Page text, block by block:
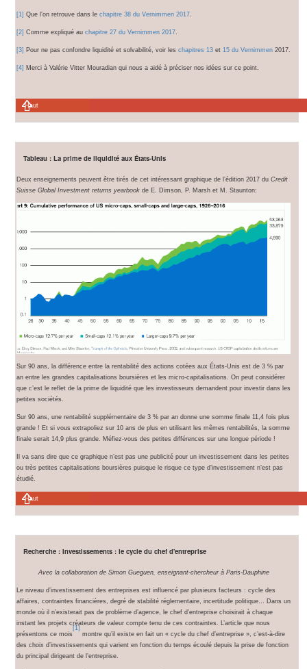
[1] Que l’on retrouve dans le chapitre 38 du Vernimmen 2017.
[2] Comme expliqué au chapitre 27 du Vernimmen 2017.
[3] Pour ne pas confondre liquidité et solvabilité, voir les chapitres 13 et 15 du Vernimmen 2017.
[4] Merci à Valérie Vitter Mouradian qui nous a aidé à préciser nos idées sur ce point.
Haut
Tableau : La prime de liquidité aux États-Unis
Deux enseignements peuvent être tirés de cet intéressant graphique de l’édition 2017 du Credit
Suisse Global Investment returns yearbook de E. Dimson, P. Marsh et M. Staunton:
Sur 90 ans, la différence entre la rentabilité des actions cotées aux États-Unis est de 3 % par
an entre les grandes capitalisations boursières et les micro-capitalisations. On peut considérer
que c’est le reflet de la prime de liquidité que les investisseurs demandent pour investir dans les
petites sociétés.
Sur 90 ans, une rentabilité supplémentaire de 3 % par an donne une somme finale 11,4 fois plus
grande ! Et si vous extrapoliez sur 10 ans de plus en utilisant les mêmes rentabilités, la somme
finale serait 14,9 plus grande. Méfiez-vous des petites différences sur une longue période !
Il va sans dire que ce graphique n’est pas une publicité pour un investissement dans les petites
ou très petites capitalisations boursières puisque le risque ce type d’investissement n’est pas
étudié.
Haut
Recherche : Investissements : le cycle du chef d'entreprise
Avec la collaboration de Simon Gueguen, enseignant-chercheur à Paris-Dauphine
Le niveau d’investissement des entreprises est influencé par plusieurs facteurs : cycle des
affaires, contraintes financières, degré de stabilité réglementaire, incertitude politique… Dans un
monde où il n’existerait pas de problème d’agence, le chef d’entreprise choisirait à chaque
instant les projets créateurs de valeur compte tenu de ces contraintes. L’article que nous
présentons ce mois
[1]
montre qu’il existe en fait un « cycle du chef d’entreprise », c’est-à-dire
des choix d’investissements qui varient en fonction du temps écoulé depuis la prise de fonction
du principal dirigeant de l’entreprise.